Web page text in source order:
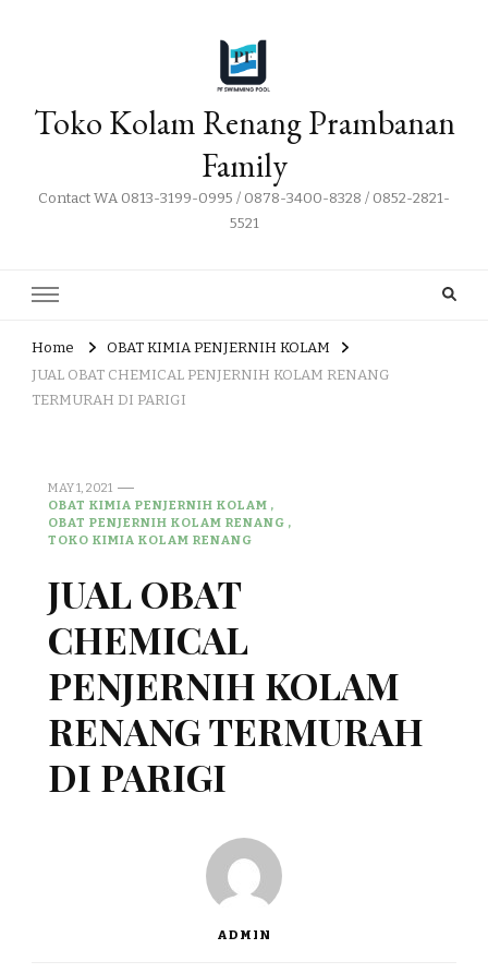
Toko Kolam Renang Prambanan
Family
Contact WA 0813-3199-0995 / 0878-3400-8328 / 0852-2821-
5521
Home
OBAT KIMIA PENJERNIH KOLAM
JUAL OBAT CHEMICAL PENJERNIH KOLAM RENANG
TERMURAH DI PARIGI
MAY 1, 2021
OBAT KIMIA PENJERNIH KOLAM
OBAT PENJERNIH KOLAM RENANG
TOKO KIMIA KOLAM RENANG
JUAL OBAT
CHEMICAL
PENJERNIH KOLAM
RENANG TERMURAH
DI PARIGI
ADMIN